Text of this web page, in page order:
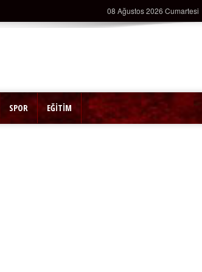
08 Ağustos 2026 Cumartesi
SPOR EĞİTİM